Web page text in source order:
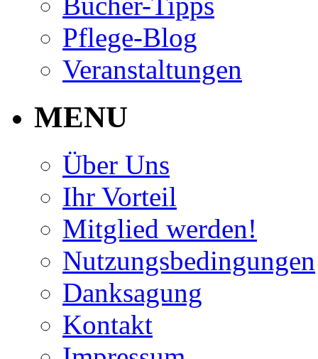
Pflege-Blog
Veranstaltungen
MENU
Über Uns
Ihr Vorteil
Mitglied werden!
Nutzungsbedingungen
Danksagung
Kontakt